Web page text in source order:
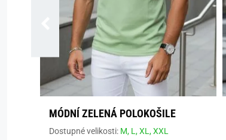
MÓDNÍ ZELENÁ POLOKOŠILE
Dostupné velikosti: M, L,XL,XXL